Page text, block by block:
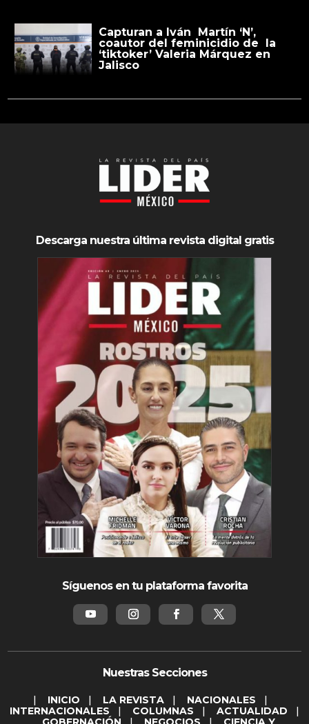
Capturan a Iván Martín ‘N’,
coautor del feminicidio de la
‘tiktoker’ Valeria Márquez en
Jalisco
Descarga nuestra última revista digital gratis
Síguenos en tu plataforma favorita
Nuestras Secciones
| INICIO | LA REVISTA | NACIONALES |
INTERNACIONALES | COLUMNAS | ACTUALIDAD |